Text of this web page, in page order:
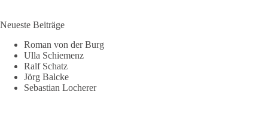
Neueste Beiträge
Roman von der Burg
Ulla Schiemenz
Ralf Schatz
Jörg Balcke
Sebastian Locherer